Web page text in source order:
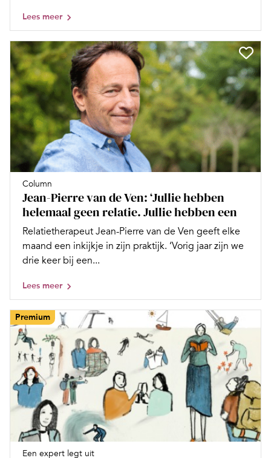
Lees meer
Column
Jean-Pierre van de Ven: ‘Jullie hebben
helemaal geen relatie. Jullie hebben een
Relatietherapeut Jean-Pierre van de Ven geeft elke
maand een inkijkje in zijn praktijk. ‘Vorig jaar zijn we
drie keer bij een...
Lees meer
Premium
Een expert legt uit